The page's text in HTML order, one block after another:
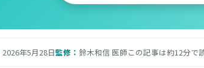
2026年5月28日監修： 鈴木和信 医師この記事は約12分で